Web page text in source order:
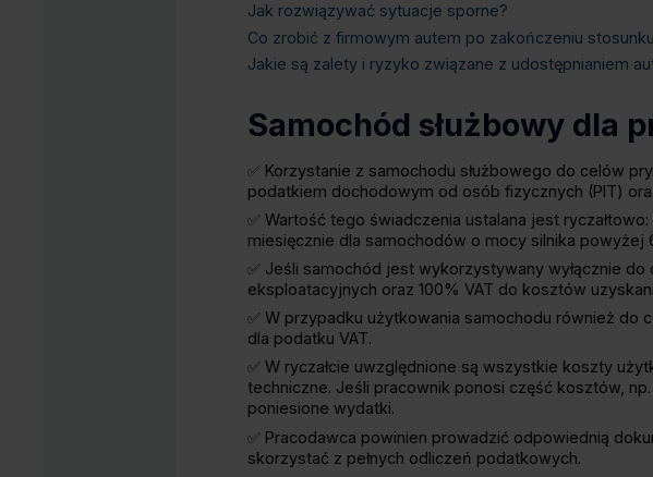
Jak rozwiązywać sytuacje sporne?
Co zrobić z firmowym autem po zakończeniu
Jakie są zalety i ryzyko związane z udostępnianiem
Samochód służbowy dla
✅ Korzystanie z samochodu służbowego do celów
podatkiem dochodowym od osób fizycznych (PIT)
✅ Wartość tego świadczenia ustalana jest
miesięcznie dla samochodów o mocy silnika powyżej
✅ Jeśli samochód jest wykorzystywany wyłącznie
eksploatacyjnych oraz 100% VAT do kosztów
✅ W przypadku użytkowania samochodu również
dla podatku VAT.
✅ W ryczałcie uwzględnione są wszystkie koszty
techniczne.​ Jeśli pracownik ponosi część kosztów,
poniesione wydatki.
✅ Pracodawca powinien prowadzić odpowiednią
skorzystać z pełnych odliczeń podatkowych.